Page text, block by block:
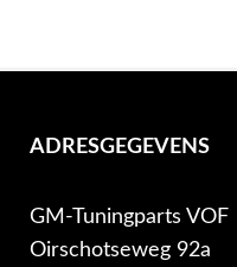
ADRESGEGEVENS
GM-Tuningparts VOF
Oirschotseweg 92a